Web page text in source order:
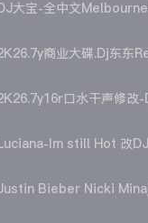
商业大碟.Dj东东